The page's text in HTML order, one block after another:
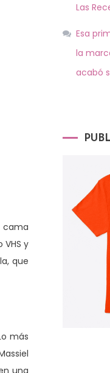
cama
y
que
más
Las
Esa
la
acabó